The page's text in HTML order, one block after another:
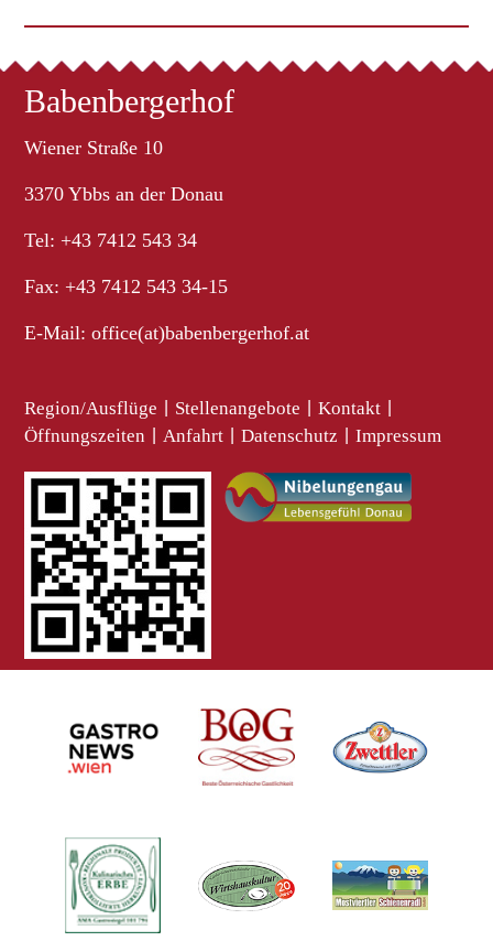
Babenbergerhof
Wiener Straße 10
3370 Ybbs an der Donau
Tel: +43 7412 543 34
Fax: +43 7412 543 34-15
E-Mail:office(at)babenbergerhof.at
Region/Ausflüge Stellenangebote Kontakt
Öffnungszeiten Anfahrt Datenschutz Impressum